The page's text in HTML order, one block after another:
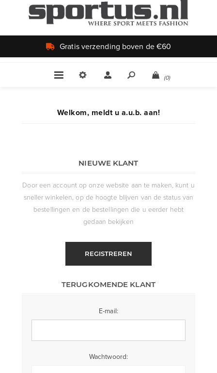
Gratis verzending boven de €60
(0)
Welkom, meldt u a.u.b. aan!
NIEUWE KLANT
Door een account op onze website aan te maken, kunt u
sneller winkelen, op de hoogte blijven van de status van
bestellingen en de bestellingen die u eerder hebt
gedaan bekijken
REGISTREREN
TERUGKOMENDE KLANT
E-mail:
Wachtwoord: